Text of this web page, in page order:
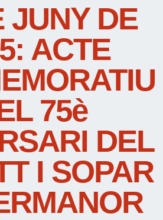
JUNY DE
ACTE
75è
DEL
I SOPAR